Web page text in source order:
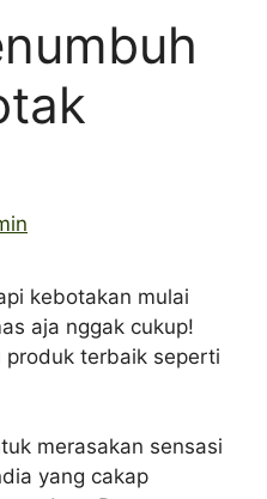
kebotakan mulai
aja nggak cukup!
terbaik seperti
merasakan sensasi
yang cakap